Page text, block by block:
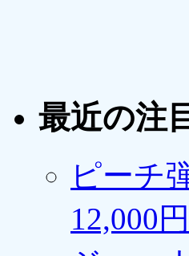
最近の注
ピーチ
12,000